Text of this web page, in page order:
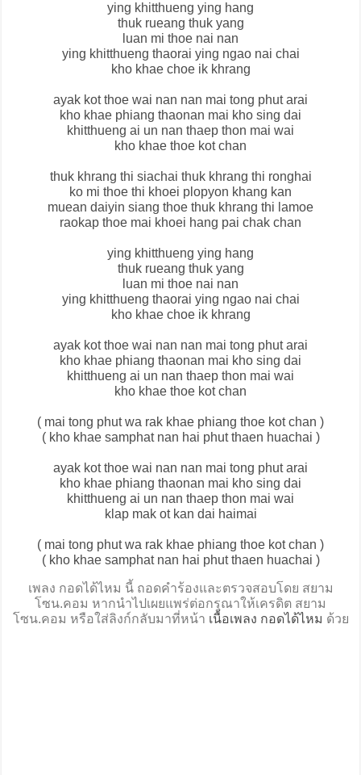
ying khitthueng ying hang
thuk rueang thuk yang
luan mi thoe nai nan
ying khitthueng thaorai ying ngao nai chai
kho khae choe ik khrang
ayak kot thoe wai nan nan mai tong phut arai
kho khae phiang thaonan mai kho sing dai
khitthueng ai un nan thaep thon mai wai
kho khae thoe kot chan
thuk khrang thi siachai thuk khrang thi ronghai
ko mi thoe thi khoei plopyon khang kan
muean daiyin siang thoe thuk khrang thi lamoe
raokap thoe mai khoei hang pai chak chan
ying khitthueng ying hang
thuk rueang thuk yang
luan mi thoe nai nan
ying khitthueng thaorai ying ngao nai chai
kho khae choe ik khrang
ayak kot thoe wai nan nan mai tong phut arai
kho khae phiang thaonan mai kho sing dai
khitthueng ai un nan thaep thon mai wai
kho khae thoe kot chan
( mai tong phut wa rak khae phiang thoe kot chan )
( kho khae samphat nan hai phut thaen huachai )
ayak kot thoe wai nan nan mai tong phut arai
kho khae phiang thaonan mai kho sing dai
khitthueng ai un nan thaep thon mai wai
klap mak ot kan dai haimai
( mai tong phut wa rak khae phiang thoe kot chan )
( kho khae samphat nan hai phut thaen huachai )
เพลง กอดได้ไหม นี้ ถอดคำร้องและตรวจสอบโดย สยาม
โซน.คอม หากนำไปเผยแพร่ต่อกรุณาให้เครดิต สยาม
โซน.คอม หรือใส่ลิงก์กลับมาที่หน้า เนื้อเพลง กอดได้ไหม ด้วย